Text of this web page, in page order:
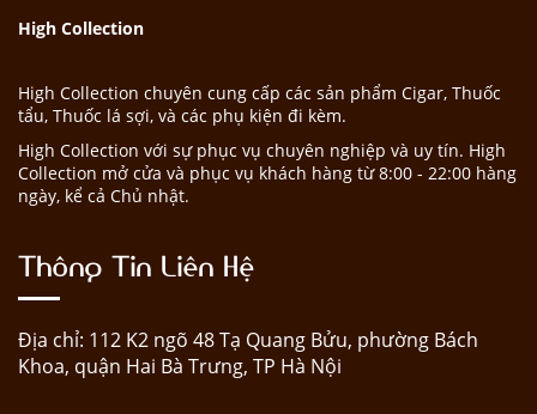
High Collection
High Collection chuyên cung cấp các sản phẩm Cigar, Thuốc
tẩu, Thuốc lá sợi, và các phụ kiện đi kèm.
High Collection với sự phục vụ chuyên nghiệp và uy tín. High
Collection mở cửa và phục vụ khách hàng từ 8:00 - 22:00 hàng
ngày, kể cả Chủ nhật.
Thông Tin Liên Hệ
Địa chỉ: 112 K2 ngõ 48 Tạ Quang Bửu, phường Bách
Khoa, quận Hai Bà Trưng, TP Hà Nội